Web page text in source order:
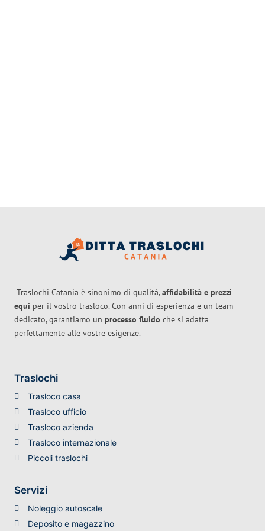
Traslochi Catania è sinonimo di qualità,affidabilità e prezzi
equi per il vostro trasloco. Con anni di esperienza e un team
dedicato, garantiamo un processo fluido che si adatta
perfettamente alle vostre esigenze.
Traslochi
Trasloco casa
Trasloco ufficio
Trasloco azienda
Trasloco internazionale
Piccoli traslochi
Servizi
Noleggio autoscale
Deposito e magazzino